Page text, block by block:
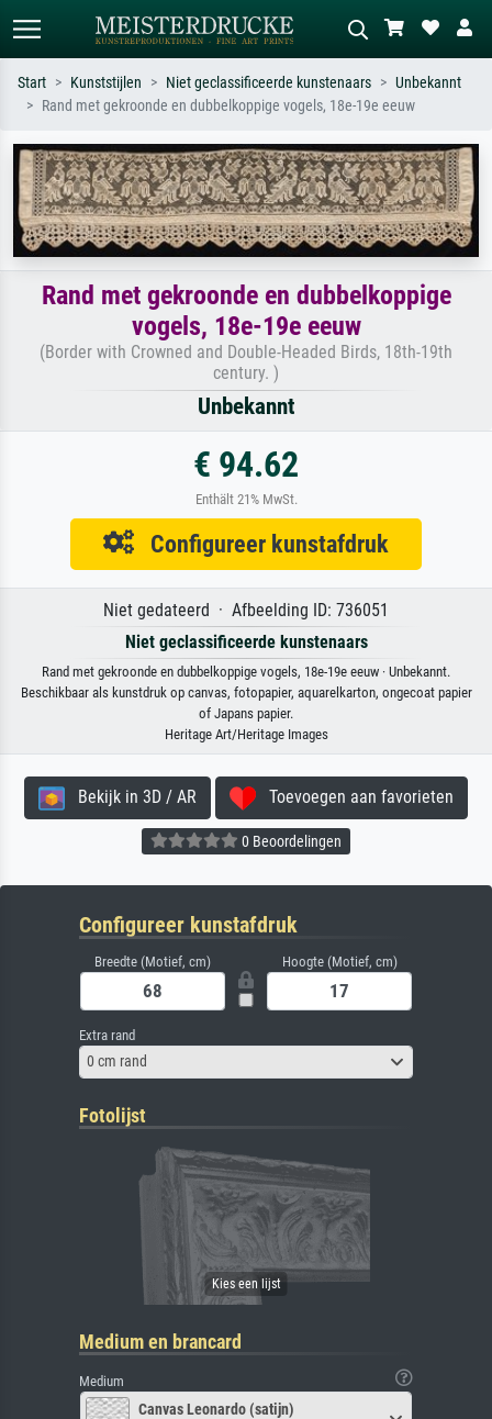
Zoek op kunstenaar, titel of stijl – bijv.
Monet, Sterrennacht, impressionisme,
Hokusai-golf, naakt.
Beschrijf de scène – bijv. groene
weide, abstract met veel rood, donker
olieverfschilderij, staand naakt naast
een boom.
Start Kunststijlen Niet geclassificeerde kunstenaars
Unbekannt
Rand met gekroonde en dubbelkoppige vogels, 18e-19e eeuw
Rand met gekroonde en dubbelkoppige
vogels, 18e-19e eeuw
(Border with Crowned and Double-Headed Birds, 18th-19th
century. )
Unbekannt
€ 94.62
Enthält 21% MwSt.
Configureer kunstafdruk
Niet gedateerd · Afbeelding ID: 736051
Niet geclassificeerde kunstenaars
Rand met gekroonde en dubbelkoppige vogels, 18e-19e eeuw · Unbekannt.
Beschikbaar als kunstdruk op canvas, fotopapier, aquarelkarton, ongecoat papier
of Japans papier.
Heritage Art/Heritage Images
Bekijk in 3D / AR Toevoegen aan favorieten
0 Beoordelingen
Configureer kunstafdruk
Breedte (Motief, cm) Hoogte (Motief, cm)
Extra rand
0 cm rand
Fotolijst
Medium en brancard
Medium
Canvas Leonardo (satijn)